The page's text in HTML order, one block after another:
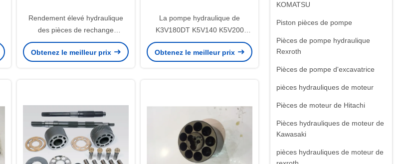
KOMATSU
Piston pièces de pompe
Pièces de pompe hydraulique
Rexroth
Pièces de pompe d'excavatrice
pièces hydrauliques de moteur
Pièces de moteur de Hitachi
Pièces hydrauliques de moteur de
Kawasaki
pièces hydrauliques de moteur de
Rendement élevé hydraulique
des pièces de rechange
K3SP36C K3V63BDT K3V140DT
de pompe de longue durée
Obtenez le meilleur prix
La pompe hydraulique de
K3V180DT K5V140 K5V200
Kawasaki partie des biens de
longue durée
Obtenez le meilleur prix